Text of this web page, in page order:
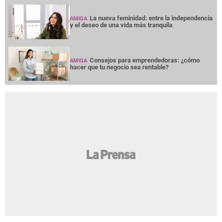
AMIGA La nueva feminidad: entre la independencia
y el deseo de una vida más tranquila
AMIGA Consejos para emprendedoras: ¿cómo
hacer que tu negocio sea rentable?